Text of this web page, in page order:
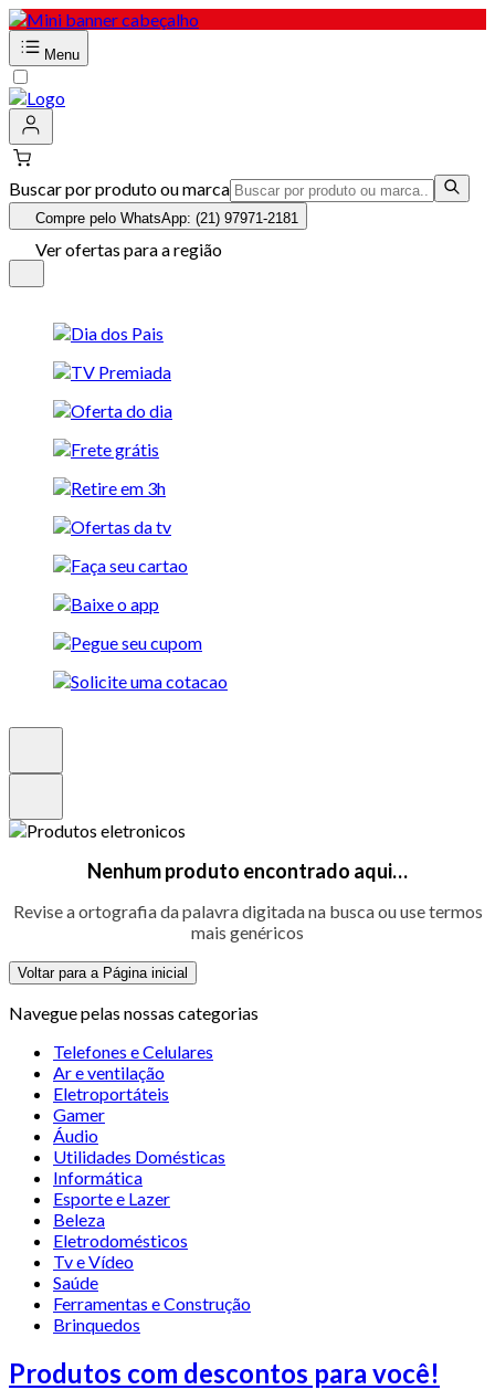
Menu
Buscar por produto ou marca
Compre pelo WhatsApp: (21) 97971-2181
Ver ofertas para a região
Nenhum produto encontrado aqui…
Revise a ortografia da palavra digitada na busca ou use termos
mais genéricos
Voltar para a Página inicial
Navegue pelas nossas categorias
Telefones e Celulares
Ar e ventilação
Eletroportáteis
Gamer
Áudio
Utilidades Domésticas
Informática
Esporte e Lazer
Beleza
Eletrodomésticos
Tv e Vídeo
Saúde
Ferramentas e Construção
Brinquedos
Produtos com descontos para você!